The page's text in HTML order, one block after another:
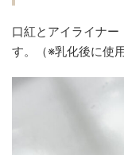
口紅とアイライナー
す。（※乳化後に使用